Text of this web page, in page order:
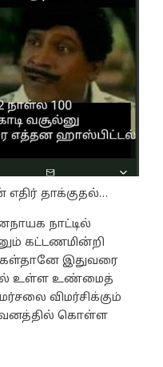
தாக்குதல்…
நாட்டில்
கட்டணமின்றி
இதுவரை
உள்ள உண்மைத்
விமர்சிக்கும்
கவனத்தில் கொள்ள